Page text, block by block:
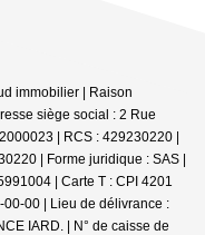
immobilier | Raison
siège social : 2 Rue
| RCS : 429230220 |
| Forme juridique : SAS |
| Carte T : CPI 4201
00 | Lieu de délivrance :
IARD. | N° de caisse de